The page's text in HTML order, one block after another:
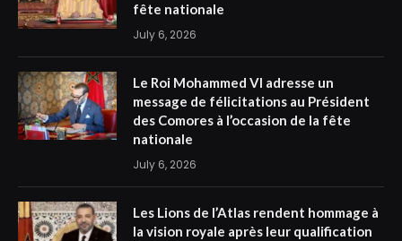
fête nationale
July 6, 2026
Le Roi Mohammed VI adresse un
message de félicitations au Président
des Comores à l’occasion de la fête
nationale
July 6, 2026
Les Lions de l’Atlas rendent hommage à
la vision royale après leur qualification